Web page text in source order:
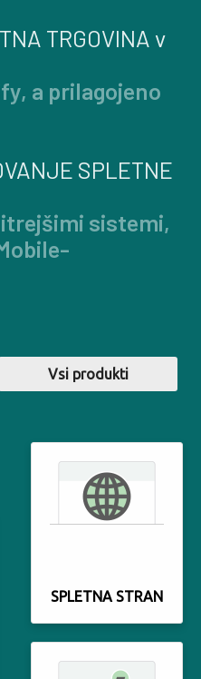
TRGOVINA v
a prilagojeno
SPLETNE
sistemi,
Vsi produkti
SPLETNA STRAN